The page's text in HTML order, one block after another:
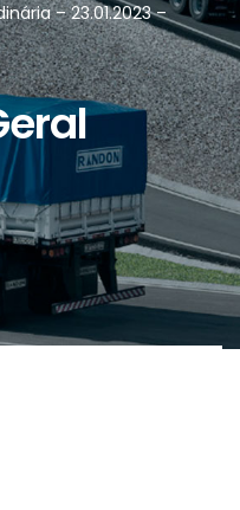
– 23.01.2023 –